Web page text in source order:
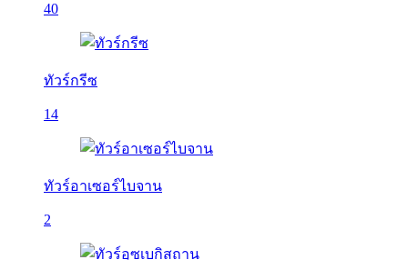
40
ทัวร์กรีซ
14
ทัวร์อาเซอร์ไบจาน
2